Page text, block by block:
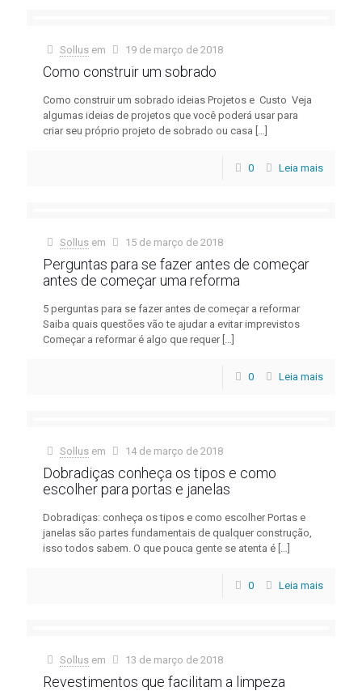
Sollus em 19 de março de 2018
Como construir um sobrado
Como construir um sobrado ideias Projetos e Custo Veja
algumas ideias de projetos que você poderá usar para
criar seu próprio projeto de sobrado ou casa […]
0 Leia mais
Sollus em 15 de março de 2018
Perguntas para se fazer antes de começar
antes de começar uma reforma
5 perguntas para se fazer antes de começar a reformar
Saiba quais questões vão te ajudar a evitar imprevistos
Começar a reformar é algo que requer[…]
0 Leia mais
Sollus em 14 de março de 2018
Dobradiças conheça os tipos e como
escolher para portas e janelas
Dobradiças: conheça os tipos e como escolher Portas e
janelas são partes fundamentais de qualquer construção,
isso todos sabem. O que pouca gente se atenta é […]
0 Leia mais
Sollus em 13 de março de 2018
Revestimentos que facilitam a limpeza